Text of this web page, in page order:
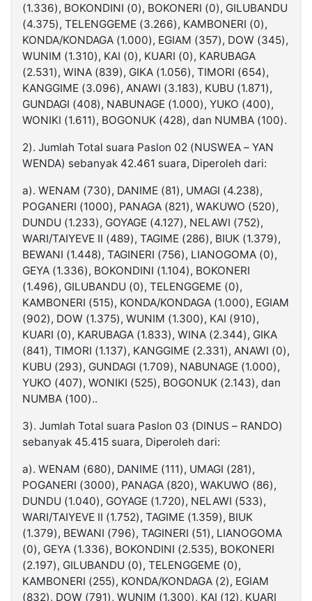
(1.336), BOKONDINI (0), BOKONERI (0), GILUBANDU
(4.375), TELENGGEME (3.266), KAMBONERI (0),
KONDA/KONDAGA (1.000), EGIAM (357), DOW (345),
WUNIM (1.310), KAI (0), KUARI (0), KARUBAGA
(2.531), WINA (839), GIKA (1.056), TIMORI (654),
KANGGIME (3.096), ANAWI (3.183), KUBU (1.871),
GUNDAGI (408), NABUNAGE (1.000), YUKO (400),
WONIKI (1.611), BOGONUK (428), dan NUMBA (100).
2). Jumlah Total suara Paslon 02 (NUSWEA – YAN
WENDA) sebanyak 42.461 suara, Diperoleh dari:
a). WENAM (730), DANIME (81), UMAGI (4.238),
POGANERI (1000), PANAGA (821), WAKUWO (520),
DUNDU (1.233), GOYAGE (4.127), NELAWI (752),
WARI/TAIYEVE II (489), TAGIME (286), BIUK (1.379),
BEWANI (1.448), TAGINERI (756), LIANOGOMA (0),
GEYA (1.336), BOKONDINI (1.104), BOKONERI
(1.496), GILUBANDU (0), TELENGGEME (0),
KAMBONERI (515), KONDA/KONDAGA (1.000), EGIAM
(902), DOW (1.375), WUNIM (1.300), KAI (910),
KUARI (0), KARUBAGA (1.833), WINA (2.344), GIKA
(841), TIMORI (1.137), KANGGIME (2.331), ANAWI (0),
KUBU (293), GUNDAGI (1.709), NABUNAGE (1.000),
YUKO (407), WONIKI (525), BOGONUK (2.143), dan
NUMBA (100)..
3). Jumlah Total suara Paslon 03 (DINUS – RANDO)
sebanyak 45.415 suara, Diperoleh dari:
a). WENAM (680), DANIME (111), UMAGI (281),
POGANERI (3000), PANAGA (820), WAKUWO (86),
DUNDU (1.040), GOYAGE (1.720), NELAWI (533),
WARI/TAIYEVE II (1.752), TAGIME (1.359), BIUK
(1.379), BEWANI (796), TAGINERI (51), LIANOGOMA
(0), GEYA (1.336), BOKONDINI (2.535), BOKONERI
(2.197), GILUBANDU (0), TELENGGEME (0),
KAMBONERI (255), KONDA/KONDAGA (2), EGIAM
(832), DOW (791), WUNIM (1.300), KAI (12), KUARI